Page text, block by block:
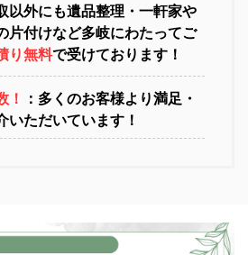
室蘭不用品回収
以外にも遺品整理・一軒家や
片付けなど多岐にわたってご
り無料で受けております！
！
：多くのお客様より満足・
いただいています！